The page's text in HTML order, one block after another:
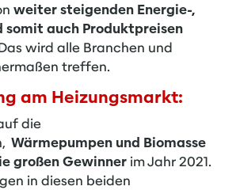
weiter steigenden Energie-,
somit auch Produktpreisen
wird alle Branchen und
treffen.
am Heizungsmarkt:
die
Wärmepumpen und Biomasse
großen Gewinner im Jahr 2021.
in diesen beiden